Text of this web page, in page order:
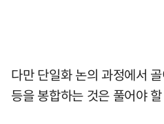
다만 단일화 논의 과정에서
등을 봉합하는 것은 풀어야